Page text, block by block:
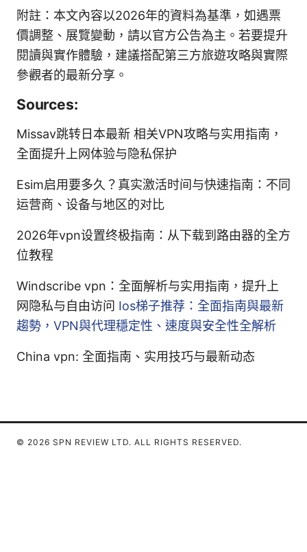
附註：本文內容以2026年的資料為基準，如遇票
價調整、展覽變動，請以官方公告為主。若要提升
閱讀與實作體驗，建議搭配第三方旅遊攻略與實際
參觀者的最新分享。
Sources:
Missav跳转日本最新 相关VPN攻略与实用指南，
全面提升上网体验与隐私保护
Esim启用要多久？真实激活时间与快速指南：不同
运营商、设备与地区的对比
2026年vpn设置终极指南：从下载到路由器的全方
位教程
Windscribe vpn：全面解析与实用指南，提升上
网隐私与自由访问 Ios梯子推荐：全面指南與最新
趨勢，VPN與代理穩定性、速度與安全性全解析
China vpn: 全面指南、实用技巧与最新动态
© 2026 SPN REVIEW LTD. ALL RIGHTS RESERVED.